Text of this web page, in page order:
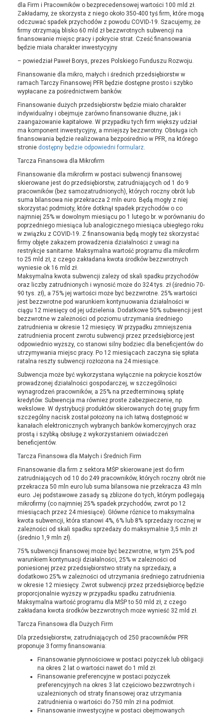
dla Firm i Pracowników o bezprecedensowej wartości 100 mld zł.
Zakładamy, że skorzysta z niego około 350-400 tyś firm, które mogą
odczuwać spadek przychodów z powodu COVID-19. Szacujemy, że
firmy otrzymają blisko 60 mld zł bezzwrotnych subwencji na
finansowanie miejsc pracy i pokrycie strat. Cześć finansowania
będzie miała charakter inwestycyjny
– powiedział Paweł Borys, prezes Polskiego Funduszu Rozwoju.
Finansowanie dla mikro, małych i średnich przedsiębiorstw w
ramach Tarczy Finansowej PFR będzie dostępne prosto i szybko
wypłacane za pośrednictwem banków.
Finansowanie dużych przedsiębiorstw będzie miało charakter
indywidualny i obejmuje zarówno finansowanie dłużne, jak i
zaangażowanie kapitałowe. W przypadku tych firm większy udział
ma komponent inwestycyjny, a mniejszy bezzwrotny. Obsługa ich
finansowania będzie realizowana bezpośrednio w PFR, na którego
stronie dostępny będzie odpowiedni formularz.
Tarcza Finansowa dla Mikrofirm
Finansowanie dla mikrofirm w postaci subwencji finansowej
skierowane jest do przedsiębiorstw, zatrudniających od 1 do 9
pracowników (bez samozatrudnionych), których roczny obrót lub
suma bilansowa nie przekracza 2 mln euro. Będą mogły z niej
skorzystać podmioty, które dotknął spadek przychodów o co
najmniej 25% w dowolnym miesiącu po 1 lutego br. w porównaniu do
poprzedniego miesiąca lub analogicznego miesiąca ubiegłego roku
w związku z COVID-19. Z finansowania będą mogły też skorzystać
firmy objęte zakazem prowadzenia działalności z uwagi na
restrykcje sanitarne. Maksymalna wartość programu dla mikrofirm
to 25 mld zł, z czego zakładana kwota środków bezzwrotnych
wyniesie ok 16 mld zł.
Maksymalna kwota subwencji zależy od skali spadku przychodów
oraz liczby zatrudnionych i wynosić może do 324 tys. zł (średnio 70-
90 tys. zł), a 75% jej wartości może być bezzwrotne. 25% wartości
jest bezzwrotne pod warunkiem kontynuowania działalności w
ciągu 12 miesięcy od jej udzielenia. Dodatkowe 50% subwencji jest
bezzwrotne w zależności od poziomu utrzymania średniego
zatrudnienia w okresie 12 miesięcy. W przypadku zmniejszenia
zatrudnienia procent zwrotu subwencji przez przedsiębiorcę jest
odpowiednio wyższy, co stanowi silny bodziec dla beneficjentów do
utrzymywania miejsc pracy. Po 12 miesiącach zaczyna się spłata
ratalna reszty subwencji rozłożona na 24 miesiące.
Subwencja może być wykorzystana wyłącznie na pokrycie kosztów
prowadzonej działalności gospodarczej, w szczególności
wynagrodzeń pracowników, a 25% na przedterminową spłatę
kredytów. Subwencja ma również proste zabezpieczenie, np.
wekslowe. W dystrybucji produktów skierowanych do tej grupy firm
szczególny nacisk został położony na ich łatwą dostępność w
kanałach elektronicznych wybranych banków komercyjnych oraz
prostą i szybką obsługę z wykorzystaniem oświadczeń
beneficjentów.
Tarcza Finansowa dla Małych i Średnich Firm
Finansowanie dla firm z sektora MŚP skierowane jest do firm
zatrudniających od 10 do 249 pracowników, których roczny obrót nie
przekracza 50 mln euro lub suma bilansowa nie przekracza 43 mln
euro. Jej podstawowe zasady są zbliżone do tych, którym podlegają
mikrofirmy (co najmniej 25% spadek przychodów, zwrot po 12
miesiącach przez 24 miesiące). Główne różnice to maksymalna
kwota subwencji, która stanowi 4%, 6% lub 8% sprzedaży rocznej w
zależności od skali spadku sprzedaży do maksymalnie 3,5 mln zł
(średnio 1,9 mln zł).
75% subwencji finansowej może być bezzwrotne, w tym 25% pod
warunkiem kontynuacji działalności, 25% w zależności od
poniesionej przez przedsiębiorstwo straty na sprzedaży, a
dodatkowo 25% w zależności od utrzymania średniego zatrudnienia
w okresie 12 miesięcy. Zwrot subwencji przez przedsiębiorcę będzie
proporcjonalnie wyższy w przypadku spadku zatrudnienia.
Maksymalna wartość programu dla MŚP to 50 mld zł, z czego
zakładana kwota środków bezzwrotnych może wynieść 32 mld zł.
Tarcza Finansowa dla Dużych Firm
Dla przedsiębiorstw, zatrudniających od 250 pracowników PFR
proponuje 3 formy finansowania:
Finansowanie płynnościowe w postaci pożyczek lub obligacji
na okres 2 lat o wartości nawet do 1 mld zł.
Finansowanie preferencyjne w postaci pożyczek
preferencyjnych na okres 3 lat częściowo bezzwrotnych i
uzależnionych od straty finansowej oraz utrzymania
zatrudnienia o wartości do 750 mln zł na podmiot.
Finansowanie inwestycyjne w postaci obejmowanych